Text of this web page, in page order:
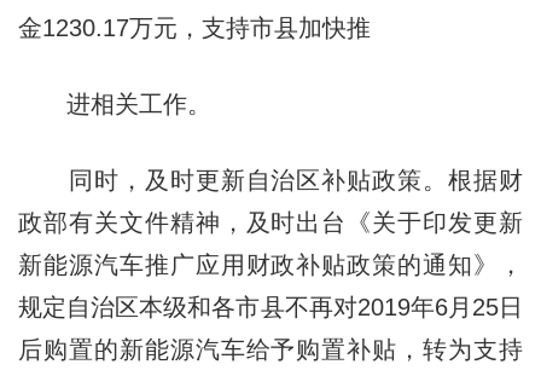
金1230.17万元，支持市县加快推
进相关工作。
同时，及时更新自治区补贴政策。根据财
政部有关文件精神，及时出台《关于印发更新
新能源汽车推广应用财政补贴政策的通知》，
规定自治区本级和各市县不再对2019年6月25日
后购置的新能源汽车给予购置补贴，转为支持